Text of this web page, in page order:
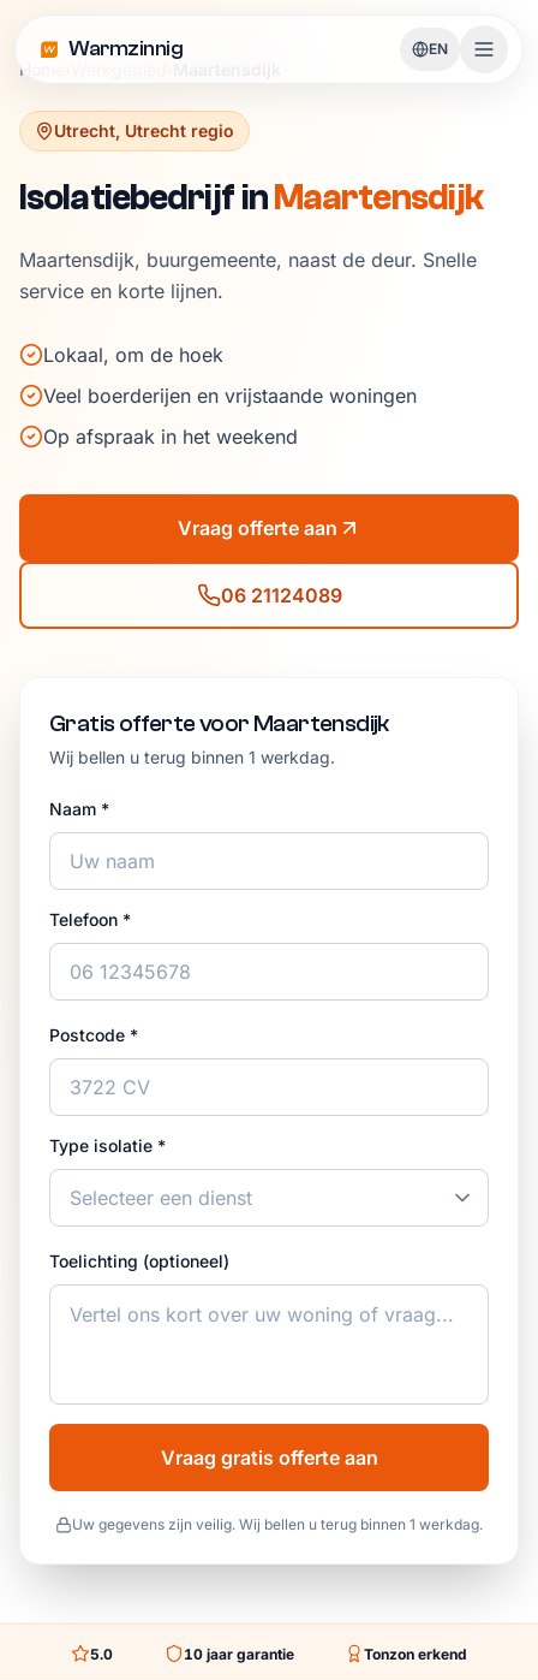
Warmzinnig EN
Home
Utrecht, Utrecht regio
Isolatiebedrijf inMaartensdijk
Maartensdijk, buurgemeente, naast de deur. Snelle
service en korte lijnen.
Lokaal, om de hoek
Veel boerderijen en vrijstaande woningen
Op afspraak in het weekend
Vraag offerte aan
06 21124089
Gratis offerte voor Maartensdijk
Wij bellen u terug binnen 1 werkdag.
Naam *
Telefoon *
Postcode *
Type isolatie *
Toelichting (optioneel)
Vraag gratis offerte aan
Uw gegevens zijn veilig. Wij bellen u terug binnen 1 werkdag.
5.0 10 jaar garantie Tonzon erkend